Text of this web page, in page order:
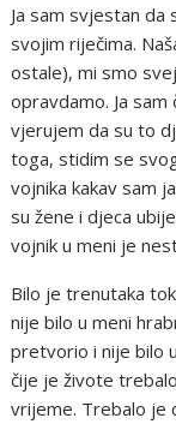
Ja sam svjestan da
svojim riječima.
ostale), mi smo
opravdamo. Ja
vjerujem da su to
toga, stidim se
vojnika kakav sam
su žene i djeca
vojnik u meni je
Bilo je trenutaka
nije bilo u meni
pretvorio i nije bilo
čije je živote
vrijeme. Trebalo je